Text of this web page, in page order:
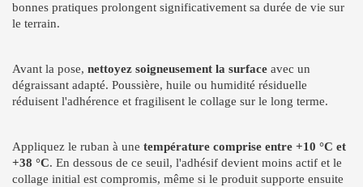
bonnes pratiques prolongent significativement sa durée de vie sur
le terrain.
Avant la pose, nettoyez soigneusement la surface avec un
dégraissant adapté. Poussière, huile ou humidité résiduelle
réduisent l'adhérence et fragilisent le collage sur le long terme.
Appliquez le ruban à une température comprise entre +10 °C et
+38 °C. En dessous de ce seuil, l'adhésif devient moins actif et le
collage initial est compromis, même si le produit supporte ensuite